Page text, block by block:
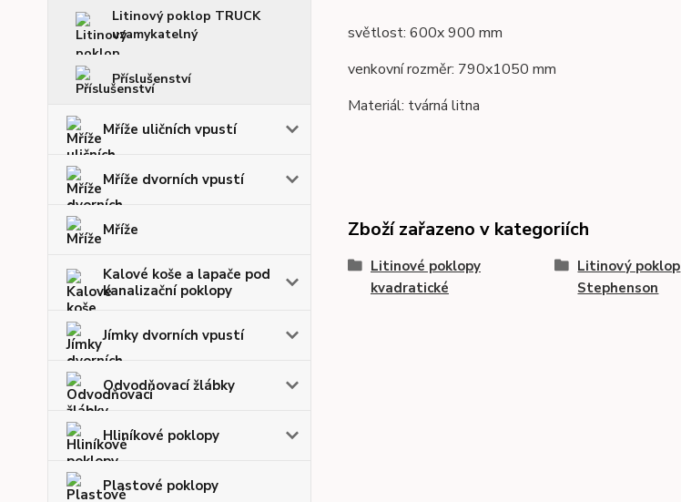
Litinový poklop TRUCK
uzamykatelný
Příslušenství
Mříže uličních vpustí
Mříže dvorních vpustí
Mříže
Kalové koše a lapače pod
kanalizační poklopy
Jímky dvorních vpustí
Odvodňovací žlábky
Hliníkové poklopy
Plastové poklopy
světlost: 600x 900 mm
venkovní rozměr: 790x1050 mm
Materiál: tvárná litna
Zboží zařazeno v kategoriích
Litinové poklopy
kvadratické
Litinový poklop
Stephenson